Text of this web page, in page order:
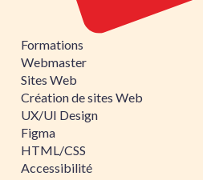
Formations
Webmaster
Sites Web
Création de sites Web
UX/UI Design
Figma
HTML/CSS
Accessibilité